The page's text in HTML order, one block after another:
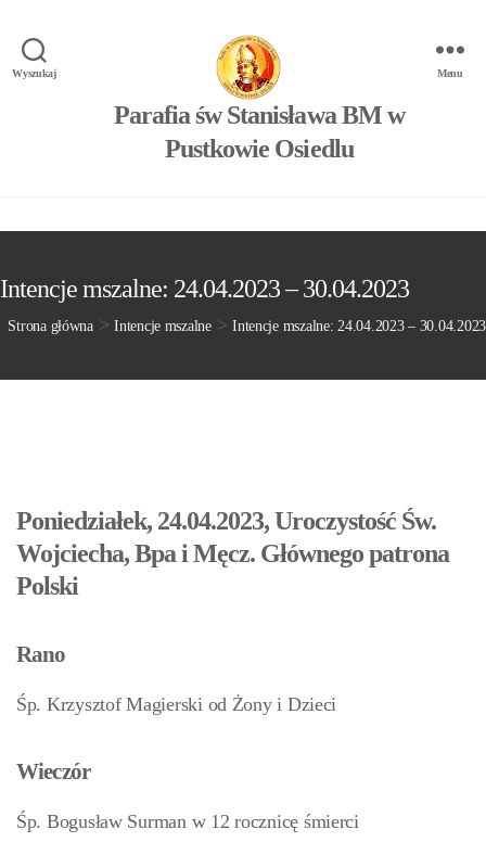
Wyszukaj
Parafia św Stanisława BM w
Pustkowie Osiedlu
Menu
Intencje mszalne: 24.04.2023 – 30.04.2023
Strona główna>Intencje mszalne>Intencje mszalne: 24.04.2023 – 30.04.2023
Poniedziałek, 24.04.2023, Uroczystość Św.
Wojciecha, Bpa i Męcz. Głównego patrona
Polski
Rano
Śp. Krzysztof Magierski od Żony i Dzieci
Wieczór
Śp. Bogusław Surman w 12 rocznicę śmierci